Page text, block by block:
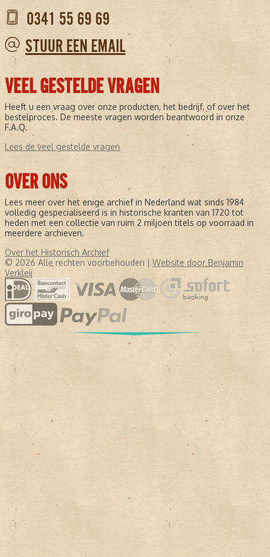
0341 55 69 69
STUUR EEN EMAIL
VEEL GESTELDE VRAGEN
Heeft u een vraag over onze producten, het bedrijf, of over het
bestelproces. De meeste vragen worden beantwoord in onze
F.A.Q.
Lees de veel gestelde vragen
OVER ONS
Lees meer over het enige archief in Nederland wat sinds 1984
volledig gespecialiseerd is in historische kranten van 1720 tot
heden met een collectie van ruim 2 miljoen titels op voorraad in
meerdere archieven.
Over het Historisch Archief
© 2026 Alle rechten voorbehouden | Website door Benjamin
Verkleij